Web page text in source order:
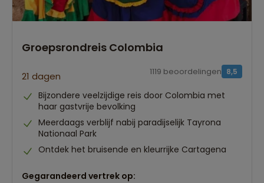
Groepsrondreis Colombia
21 dagen 8,5
1119 beoordelingen
Bijzondere veelzijdige reis door Colombia met
haar gastvrije bevolking
Meerdaags verblijf nabij paradijselijk Tayrona
Nationaal Park
Ontdek het bruisende en kleurrijke Cartagena
Gegarandeerd vertrek op: